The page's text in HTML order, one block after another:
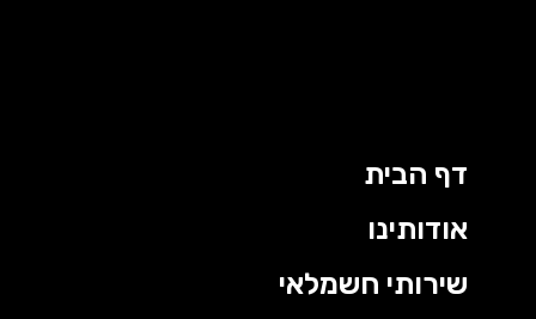
דף הבית
אודותינו
שירותי חשמלאי